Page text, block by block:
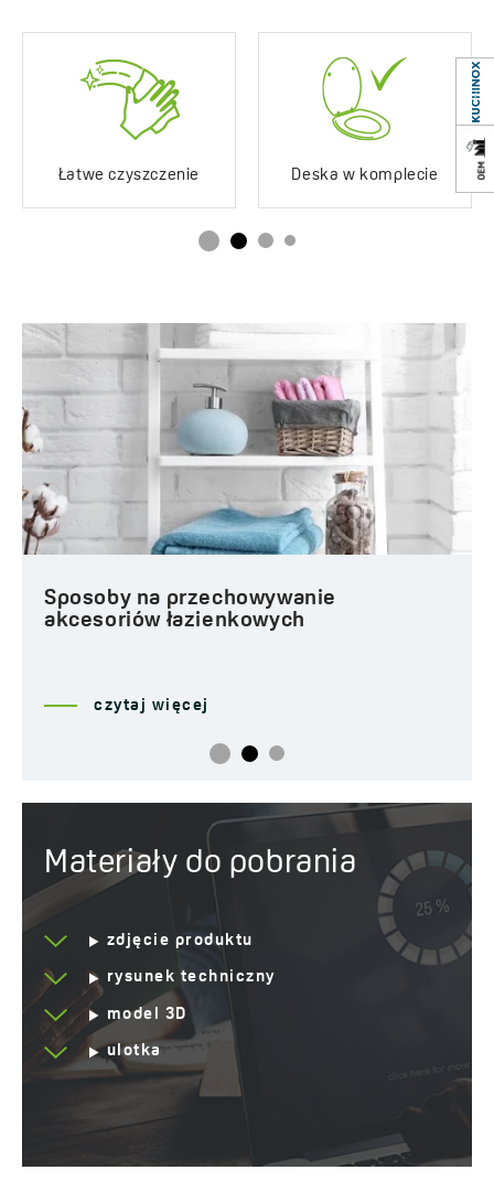
Łatwe czyszczenie Deska w komplecie
Sposoby na przechowywanie
akcesoriów łazienkowych
czytaj więcej
Materiały do pobrania
zdjęcie produktu
rysunek techniczny
model 3D
ulotka